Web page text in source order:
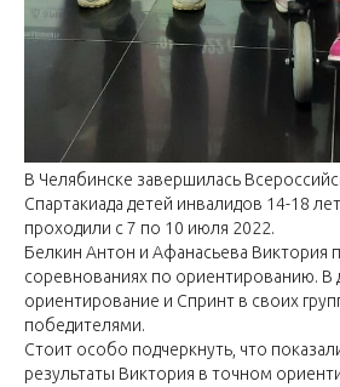
В Челябинске завершилась
Спартакиада детей инвалидов 14-18
проходили с 7 по 10 июля 2022.
Белкин Антон и Афанасьева Виктория
соревнованиях по ориентированию. В
ориентирование и Спринт в своих
победителями.
Стоит особо подчеркнуть, что
результаты Виктория в точном